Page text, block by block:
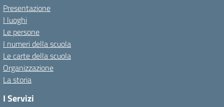
Presentazione
I luoghi
Le persone
I numeri della scuola
Le carte della scuola
Organizzazione
La storia
I Servizi